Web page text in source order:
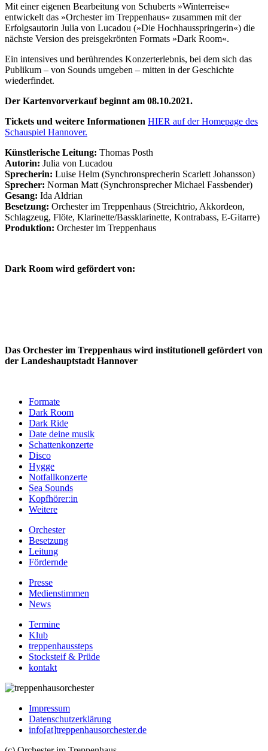
Mit einer eigenen Bearbeitung von Schuberts »Winterreise«
entwickelt das »Orchester im Treppenhaus« zusammen mit der
Erfolgsautorin Julia von Lucadou (»Die Hochhausspringerin«) die
nächste Version des preisgekrönten Formats »Dark Room«.
Ein intensives und berührendes Konzerterlebnis, bei dem sich das
Publikum – von Sounds umgeben – mitten in der Geschichte
wiederfindet.
Der Kartenvorverkauf beginnt am 08.10.2021.
Tickets und weitere Informationen HIER auf der Homepage des
Schauspiel Hannover.
Künstlerische Leitung: Thomas Posth
Autorin: Julia von Lucadou
Sprecherin: Luise Helm (Synchronsprecherin Scarlett Johansson)
Sprecher: Norman Matt (Synchronsprecher Michael Fassbender)
Gesang: Ida Aldrian
Besetzung: Orchester im Treppenhaus (Streichtrio, Akkordeon,
Schlagzeug, Flöte, Klarinette/Bassklarinette, Kontrabass, E-Gitarre)
Produktion: Orchester im Treppenhaus
Dark Room wird gefördert von:
Das Orchester im Treppenhaus wird institutionell gefördert von
der Landeshauptstadt Hannover
Formate
Dark Room
Dark Ride
Date deine musik
Schattenkonzerte
Disco
Hygge
Notfallkonzerte
Sea Sounds
Kopfhörer:in
Weitere
Orchester
Besetzung
Leitung
Fördernde
Presse
Medienstimmen
News
Termine
Klub
treppenhaussteps
Stocksteif & Prüde
kontakt
Impressum
Datenschutzerklärung
info[at]treppenhausorchester.de